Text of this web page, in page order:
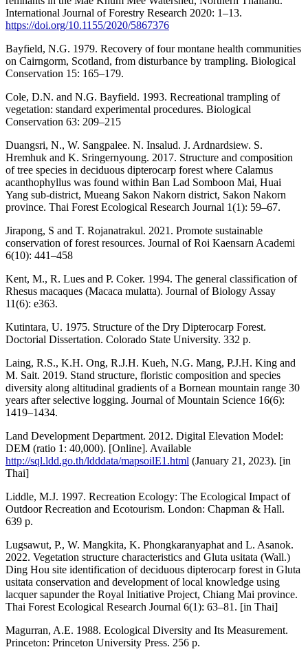
International Journal of Forestry Research 2020: 1–13.
https://doi.org/10.1155/2020/5867376
Bayfield, N.G. 1979. Recovery of four montane health communities
on Cairngorm, Scotland, from disturbance by trampling. Biological
Conservation 15: 165–179.
Cole, D.N. and N.G. Bayfield. 1993. Recreational trampling of
vegetation: standard experimental procedures. Biological
Conservation 63: 209–215
Duangsri, N., W. Sangpalee. N. Insalud. J. Ardnardsiew. S.
Hremhuk and K. Sringernyoung. 2017. Structure and composition
of tree species in deciduous dipterocarp forest where Calamus
acanthophyllus was found within Ban Lad Somboon Mai, Huai
Yang sub-district, Mueang Sakon Nakorn district, Sakon Nakorn
province. Thai Forest Ecological Research Journal 1(1): 59–67.
Jirapong, S and T. Rojanatrakul. 2021. Promote sustainable
conservation of forest resources. Journal of Roi Kaensarn Academi
6(10): 441–458
Kent, M., R. Lues and P. Coker. 1994. The general classification of
Rhesus macaques (Macaca mulatta). Journal of Biology Assay
11(6): e363.
Kutintara, U. 1975. Structure of the Dry Dipterocarp Forest.
Doctorial Dissertation. Colorado State University. 332 p.
Laing, R.S., K.H. Ong, R.J.H. Kueh, N.G. Mang, P.J.H. King and
M. Sait. 2019. Stand structure, floristic composition and species
diversity along altitudinal gradients of a Bornean mountain range 30
years after selective logging. Journal of Mountain Science 16(6):
1419–1434.
Land Development Department. 2012. Digital Elevation Model:
DEM (ratio 1: 40,000). [Online]. Available
http://sql.ldd.go.th/ldddata/mapsoilE1.html (January 21, 2023). [in
Thai]
Liddle, M.J. 1997. Recreation Ecology: The Ecological Impact of
Outdoor Recreation and Ecotourism. London: Chapman & Hall.
639 p.
Lugsawut, P., W. Mangkita, K. Phongkaranyaphat and L. Asanok.
2022. Vegetation structure characteristics and Gluta usitata (Wall.)
Ding Hou site identification of deciduous dipterocarp forest in Gluta
usitata conservation and development of local knowledge using
lacquer sapunder the Royal Initiative Project, Chiang Mai province.
Thai Forest Ecological Research Journal 6(1): 63–81. [in Thai]
Magurran, A.E. 1988. Ecological Diversity and Its Measurement.
Princeton: Princeton University Press. 256 p.